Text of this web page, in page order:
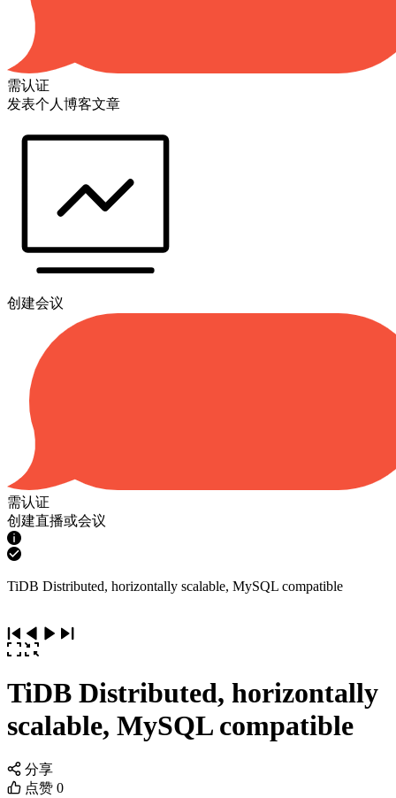
需认证
发表个人博客文章
创建会议
需认证
创建直播或会议
TiDB Distributed, horizontally scalable, MySQL compatible
TiDB Distributed, horizontally
scalable, MySQL compatible
分享
点赞 0